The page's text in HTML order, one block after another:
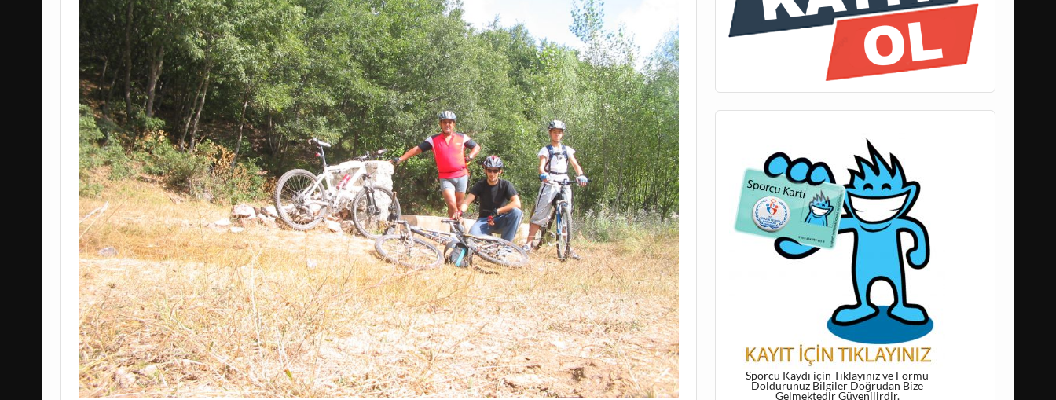
Sporcu Kaydı için Tıklayınız ve Formu
Doldurunuz Bilgiler Doğrudan Bize
Gelmektedir Güvenilirdir.